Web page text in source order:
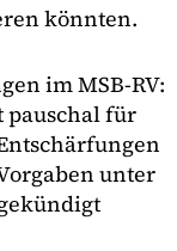
könnten.
im MSB-RV:
pauschal für
unter